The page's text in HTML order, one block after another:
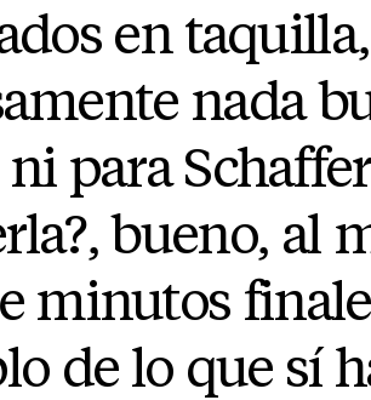
en
nada
para
bueno, al
minutos
de lo que sí